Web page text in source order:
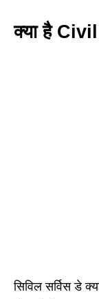
क्या है
सिविल सर्विस डे